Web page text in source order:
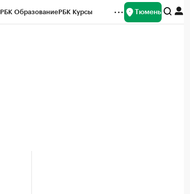
РБК ОбразованиеРБК Курсы Тюмень